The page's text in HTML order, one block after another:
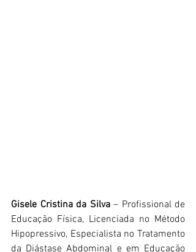
Gisele Cristina da Silva – Profissional de
Educação Física, Licenciada no Método
Hipopressivo, Especialista no Tratamento
da Diástase Abdominal e em Educação